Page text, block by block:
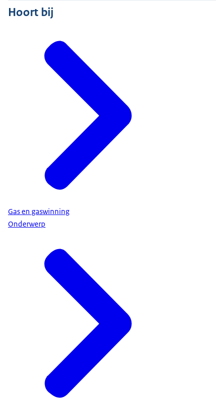
Hoort bij
Gas en gaswinning
Onderwerp